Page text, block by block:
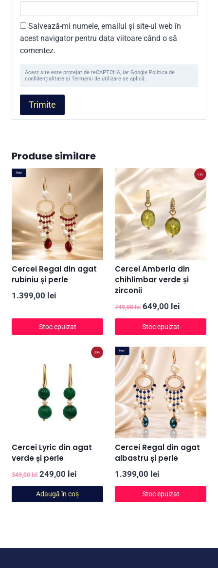
Salvează-mi numele, emailul și site-ul web în
acest navigator pentru data viitoare când o să
comentez.
Acest site este protejat de reCAPTCHA, iar Google Politica de
confidențialitate și Termenii de utilizare se aplică.
Produse similare
Nou!
Cercei Regal din agat
rubiniu și perle
1.399,00 lei
Stoc epuizat
-13%
Cercei Amberia din
chihlimbar verde și
zirconii
749,00lei Prețul
inițial
a
fost:
749,00 lei.
649,00 lei
curent
649,00
Stoc epuizat
-29%
Cercei Lyric din agat
verde și perle
349,00lei Prețul
inițial
a
249,00 lei
curent
este:
Adaugă în coș
Nou!
Cercei Regal din agat
albastru și perle
1.399,00 lei
Stoc epuizat